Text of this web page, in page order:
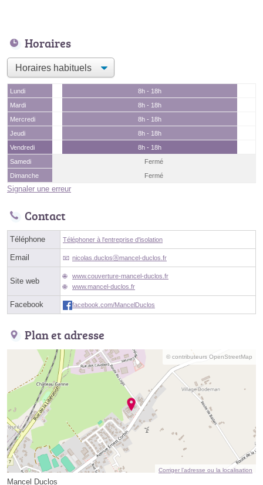
Horaires
Lundi
8h - 18h
Mardi
8h - 18h
Mercredi
8h - 18h
Jeudi
8h - 18h
Vendredi
8h - 18h
Samedi
Fermé
Dimanche
Fermé
Signaler une erreur
Contact
Téléphone Téléphoner à l'entreprise d'isolation
Email nicolas.duclosⓐmancel-duclos.fr
Site web
www.couverture-mancel-duclos.fr
www.mancel-duclos.fr
Facebook facebook.com/MancelDuclos
Plan et adresse
© contributeurs OpenStreetMap
Corriger l’adresse ou la localisation
Mancel Duclos